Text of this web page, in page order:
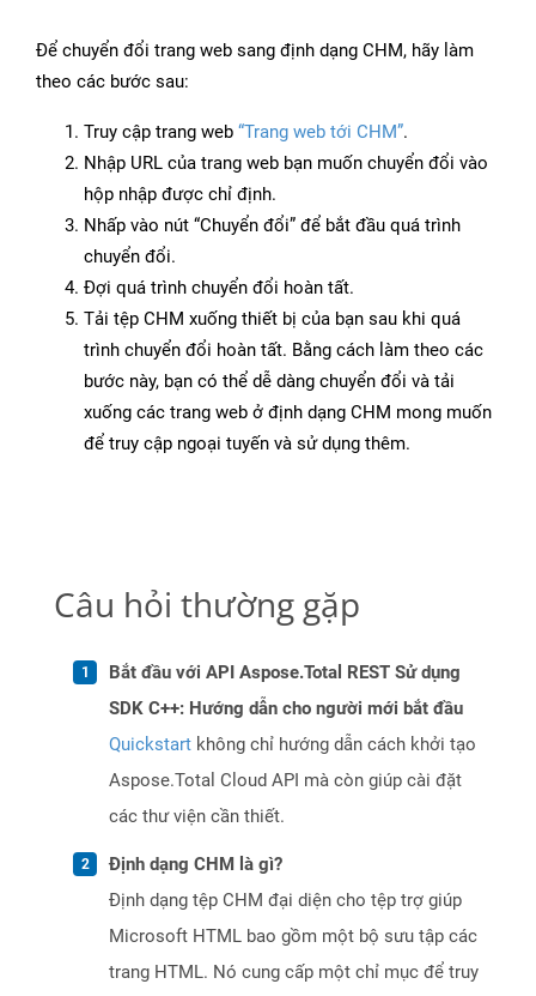
Để chuyển đổi trang web sang định dạng CHM, hãy làm
theo các bước sau:
Truy cập trang web “Trang web tới CHM”.
Nhập URL của trang web bạn muốn chuyển đổi vào
hộp nhập được chỉ định.
Nhấp vào nút “Chuyển đổi” để bắt đầu quá trình
chuyển đổi.
Đợi quá trình chuyển đổi hoàn tất.
Tải tệp CHM xuống thiết bị của bạn sau khi quá
trình chuyển đổi hoàn tất. Bằng cách làm theo các
bước này, bạn có thể dễ dàng chuyển đổi và tải
xuống các trang web ở định dạng CHM mong muốn
để truy cập ngoại tuyến và sử dụng thêm.
Câu hỏi thường gặp
Bắt đầu với API Aspose.Total REST Sử dụng
SDK C++: Hướng dẫn cho người mới bắt đầu
Quickstart không chỉ hướng dẫn cách khởi tạo
Aspose.Total Cloud API mà còn giúp cài đặt
các thư viện cần thiết.
Định dạng CHM là gì?
Định dạng tệp CHM đại diện cho tệp trợ giúp
Microsoft HTML bao gồm một bộ sưu tập các
trang HTML. Nó cung cấp một chỉ mục để truy